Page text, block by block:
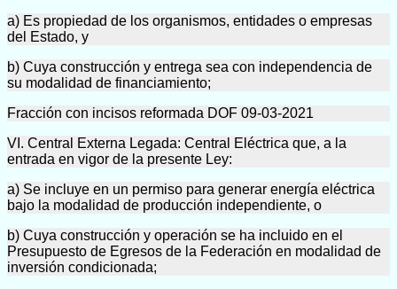
a) Es propiedad de los organismos, entidades o empresas
del Estado, y
b) Cuya construcción y entrega sea con independencia de
su modalidad de financiamiento;
Fracción con incisos reformada DOF 09-03-2021
VI. Central Externa Legada: Central Eléctrica que, a la
entrada en vigor de la presente Ley:
a) Se incluye en un permiso para generar energía eléctrica
bajo la modalidad de producción independiente, o
b) Cuya construcción y operación se ha incluido en el
Presupuesto de Egresos de la Federación en modalidad de
inversión condicionada;